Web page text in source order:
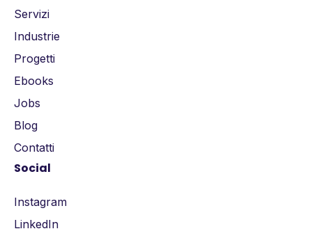
Servizi
Industrie
Progetti
Ebooks
Jobs
Blog
Contatti
Social
Instagram
LinkedIn